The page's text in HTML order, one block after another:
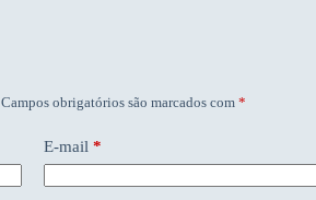
Campos obrigatórios são marcados com *
E-mail *